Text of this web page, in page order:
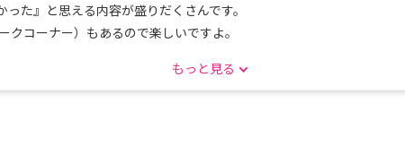
た』と思える内容が盛りだくさんです。
コーナー）もあるので楽しいですよ。
もっと見る